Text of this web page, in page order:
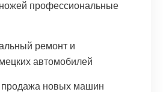
профессиональные
ремонт и
автомобилей
продажа новых машин